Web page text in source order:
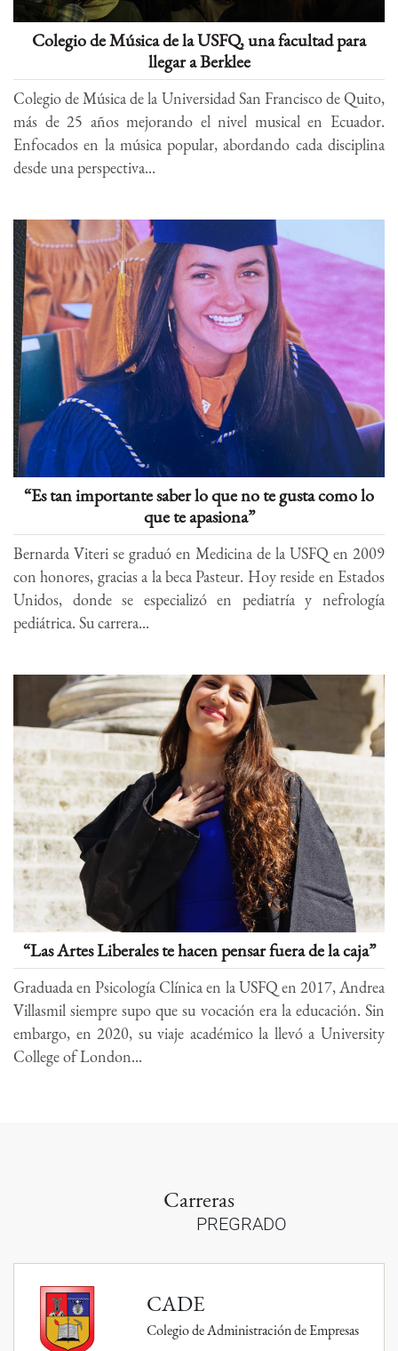
Colegio de Música de la USFQ, una facultad para
llegar a Berklee
Colegio de Música de la Universidad San Francisco de Quito,
más de 25 años mejorando el nivel musical en Ecuador.
Enfocados en la música popular, abordando cada disciplina
desde una perspectiva...
“Es tan importante saber lo que no te gusta como lo
que te apasiona”
Bernarda Viteri se graduó en Medicina de la USFQ en 2009
con honores, gracias a la beca Pasteur. Hoy reside en Estados
Unidos, donde se especializó en pediatría y nefrología
pediátrica. Su carrera...
“Las Artes Liberales te hacen pensar fuera de la caja”
Graduada en Psicología Clínica en la USFQ en 2017, Andrea
Villasmil siempre supo que su vocación era la educación. Sin
embargo, en 2020, su viaje académico la llevó a University
College of London...
PREGRADO
Colegio de Administración de Empresas